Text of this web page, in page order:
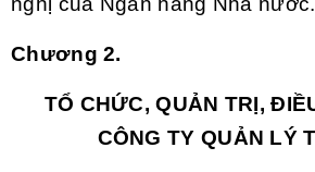
Chương 2.
TỔ CHỨC, QUẢN TRỊ,
CÔNG TY QUẢN LÝ